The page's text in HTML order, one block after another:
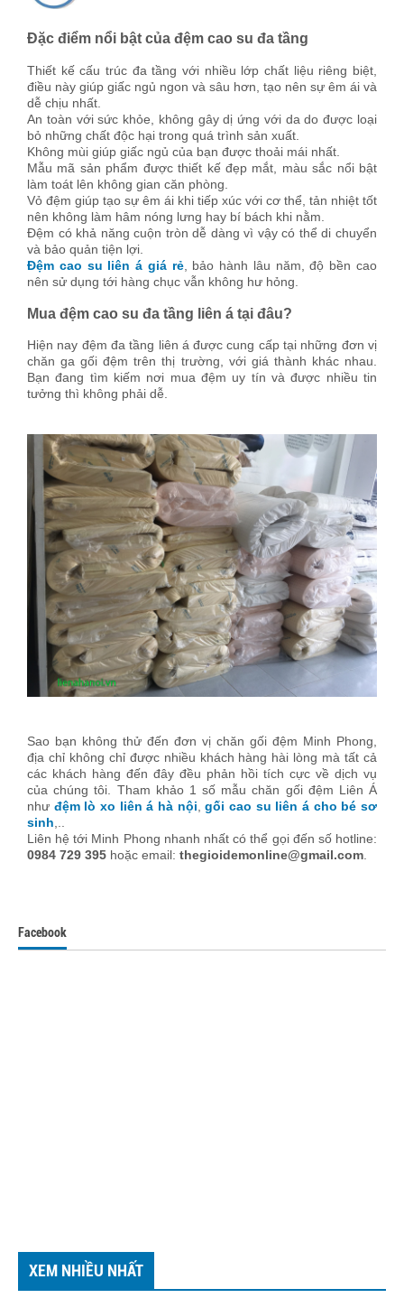
Đặc điểm nổi bật của đệm cao su đa tầng
Thiết kế cấu trúc đa tầng với nhiều lớp chất liệu riêng biệt,
điều này giúp giấc ngủ ngon và sâu hơn, tạo nên sự êm ái và
dễ chịu nhất.
An toàn với sức khỏe, không gây dị ứng với da do được loại
bỏ những chất độc hại trong quá trình sản xuất.
Không mùi giúp giấc ngủ của bạn được thoải mái nhất.
Mẫu mã sản phẩm được thiết kế đẹp mắt, màu sắc nổi bật
làm toát lên không gian căn phòng.
Vỏ đệm giúp tạo sự êm ái khi tiếp xúc với cơ thể, tản nhiệt tốt
nên không làm hâm nóng lưng hay bí bách khi nằm.
Đệm có khả năng cuộn tròn dễ dàng vì vậy có thể di chuyển
và bảo quản tiện lợi.
Đệm cao su liên á giá rẻ, bảo hành lâu năm, độ bền cao
nên sử dụng tới hàng chục vẫn không hư hỏng.
Mua đệm cao su đa tầng liên á tại đâu?
Hiện nay đệm đa tầng liên á được cung cấp tại những đơn vị
chăn ga gối đệm trên thị trường, với giá thành khác nhau.
Bạn đang tìm kiếm nơi mua đệm uy tín và được nhiều tin
tưởng thì không phải dễ.
Sao bạn không thử đến đơn vị chăn gối đệm Minh Phong,
địa chỉ không chỉ được nhiều khách hàng hài lòng mà tất cả
các khách hàng đến đây đều phản hồi tích cực về dịch vụ
của chúng tôi. Tham khảo 1 số mẫu chăn gối đệm Liên Á
như đệm lò xo liên á hà nội ,gối cao su liên á cho bé sơ
sinh
Liên hệ tới Minh Phong nhanh nhất có thể gọi đến số hotline:
0984 729 395 hoặc email: thegioidemonline@gmail.com
Facebook
XEM NHIỀU NHẤT